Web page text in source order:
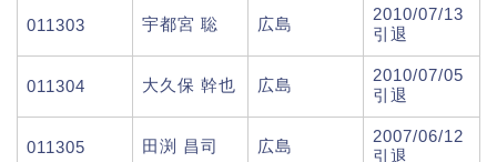
011303 宇都宮 聡 広島
2010/07/13
引退
011304 大久保 幹也 広島
2010/07/05
引退
011305 田渕 昌司 広島
2007/06/12
引退